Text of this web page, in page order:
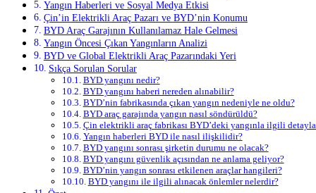
Yangın Haberleri ve Sosyal Medya Etkisi
Çin’in Elektrikli Araç Pazarı ve BYD’nin Konumu
BYD Araç Garajının Kullanılamaz Hale Gelmesi
Yangın Öncesi Çıkan Yangınların Analizi
BYD ve Global Elektrikli Araç Pazarındaki Yeri
Sıkça Sorulan Sorular
BYD yangını nedir?
BYD yangını haberi nereden alınabilir?
BYD’nin fabrikasında çıkan yangın nedeniyle ne oldu?
BYD araç garajında yangın nasıl söndürüldü?
Çin elektrikli araç fabrikası BYD’deki yangınla ilgili
Yangın haberleri BYD ile nasıl ilişkilidir?
BYD yangını sonrası şirketin durumu ne olacak?
BYD yangını güvenlik açısından ne anlama geliyor?
BYD’nin yangın sonrası etkilenen araçlar hangileri?
BYD yangını ile ilgili alınacak önlemler nelerdir?